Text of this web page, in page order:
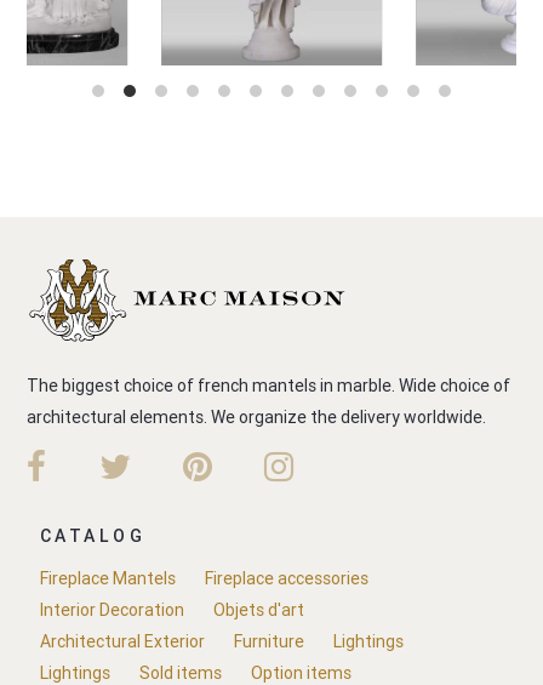
The biggest choice of french mantels in marble. Wide choice of
architectural elements. We organize the delivery worldwide.
CATALOG
Fireplace Mantels
Fireplace accessories
Interior Decoration
Objets d'art
Architectural Exterior
Furniture
Lightings
Lightings
Sold items Option items